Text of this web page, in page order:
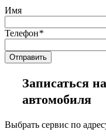
Имя
Телефон*
Записаться
автомобиля
Выбрать сервис по